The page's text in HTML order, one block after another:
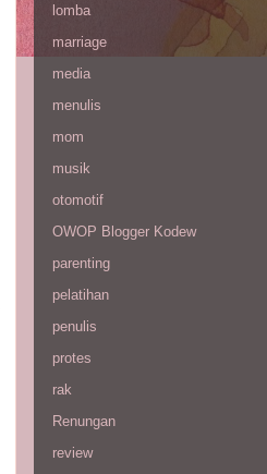
lomba
marriage
media
menulis
mom
musik
otomotif
OWOP Blogger Kodew
parenting
pelatihan
penulis
protes
rak
Renungan
review